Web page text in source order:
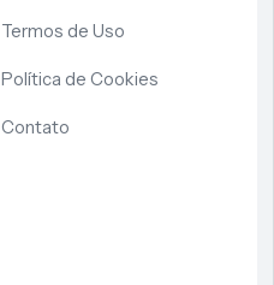
Termos de Uso
Política de Cookies
Contato